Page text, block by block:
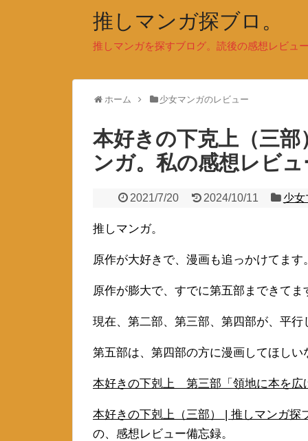
推しマンガ探ブロ。
推しマンガを探すブログ。読後の感想レビュ
ホーム 少女マンガのレビュー
本好きの下克上（三
ンガ。私の感想レビ
2021/7/20 2024/10/11 少女
推しマンガ。
原作が大好きで、漫画も追っかけてます
原作が膨大で、すでに第五部まできてま
現在、第二部、第三部、第四部が、平
第五部は、第四部の方に漫画してほしい
本好きの下剋上 第三部「領地に本を広
本好きの下剋上（三部） | 推しマンガ探
の、感想レビュー備忘録。